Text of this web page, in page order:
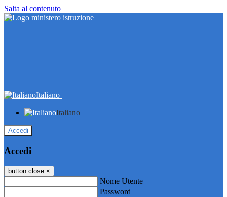
Salta al contenuto
Italiano
Italiano
Accedi
Accedi
button close ×
Nome Utente
Password